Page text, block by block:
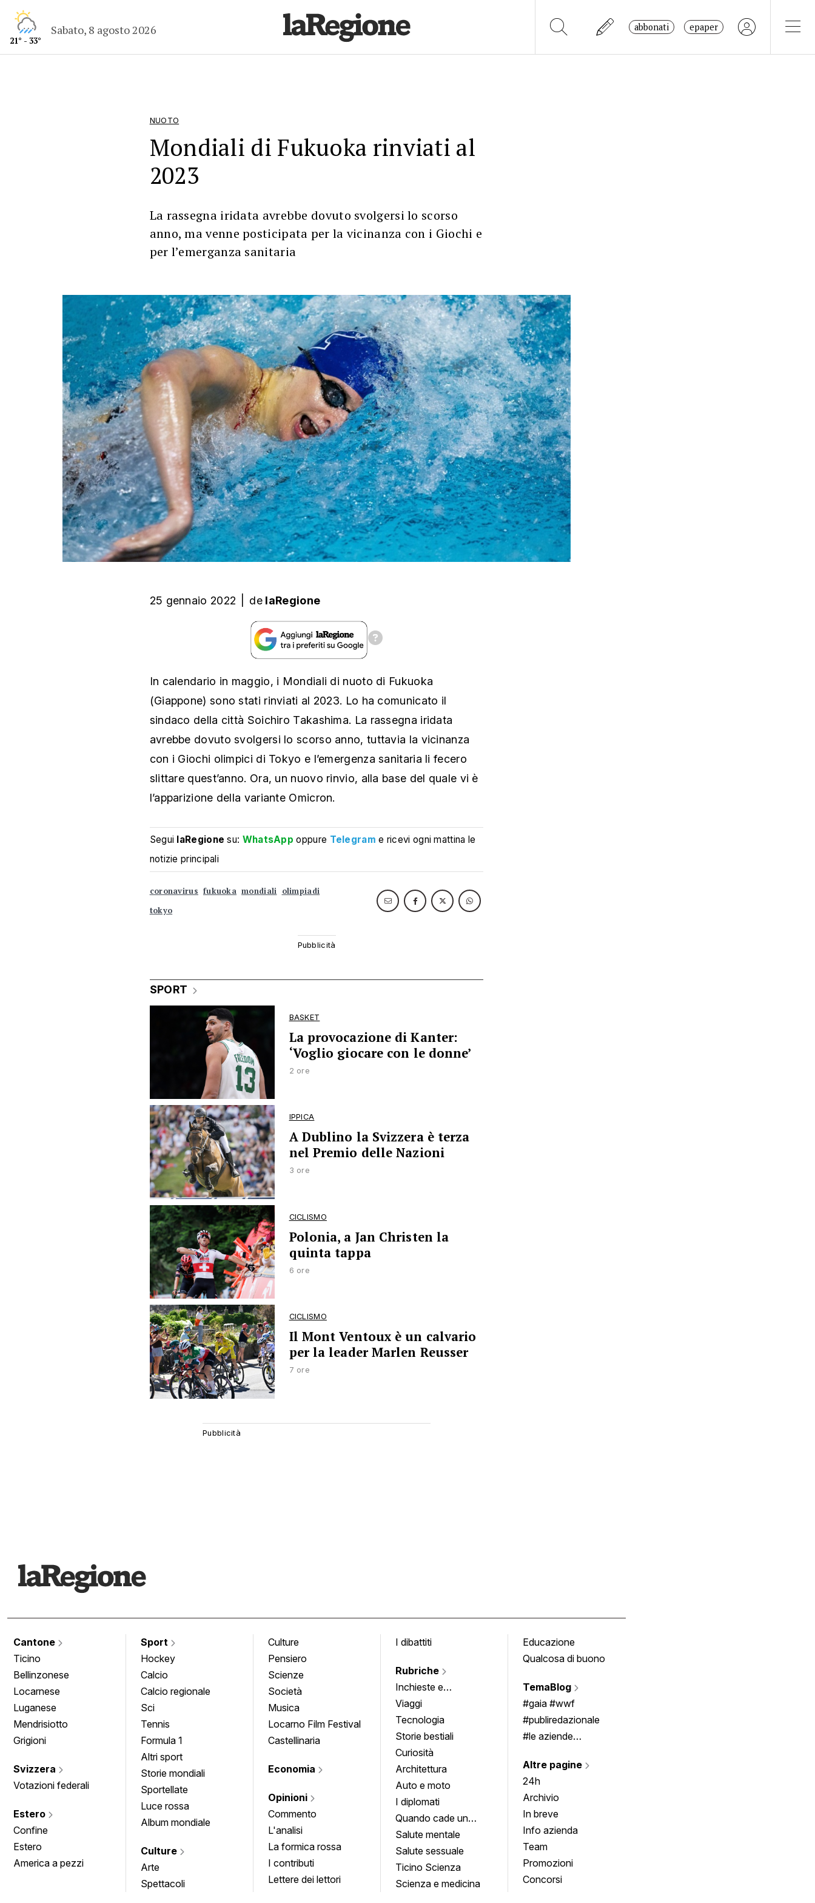
21° - 33°
Sabato, 8 agosto 2026 abbonati epaper
NUOTO
Mondiali di Fukuoka rinviati al
2023
La rassegna iridata avrebbe dovuto svolgersi lo scorso
anno, ma venne posticipata per la vicinanza con i Giochi e
per l’emerganza sanitaria
25 gennaio 2022 de laRegione
In calendario in maggio, i Mondiali di nuoto di Fukuoka
(Giappone) sono stati rinviati al 2023. Lo ha comunicato il
sindaco della città Soichiro Takashima. La rassegna iridata
avrebbe dovuto svolgersi lo scorso anno, tuttavia la vicinanza
con i Giochi olimpici di Tokyo e l’emergenza sanitaria li fecero
slittare quest’anno. Ora, un nuovo rinvio, alla base del quale vi è
l’apparizione della variante Omicron.
Segui laRegione su: WhatsApp oppure Telegram e ricevi ogni mattina le
notizie principali
coronavirus fukuoka mondiali olimpiadi
tokyo
SPORT
BASKET
La provocazione di Kanter:
‘Voglio giocare con le donne’
2 ore
IPPICA
A Dublino la Svizzera è terza
nel Premio delle Nazioni
3 ore
CICLISMO
Polonia, a Jan Christen la
quinta tappa
6 ore
CICLISMO
Il Mont Ventoux è un calvario
per la leader Marlen Reusser
7 ore
Cantone
Ticino
Bellinzonese
Locarnese
Luganese
Mendrisiotto
Grigioni
Svizzera
Votazioni federali
Estero
Confine
Estero
America a pezzi
Sport
Hockey
Calcio
Calcio regionale
Sci
Tennis
Formula 1
Altri sport
Storie mondiali
Sportellate
Luce rossa
Album mondiale
Culture
Arte
Spettacoli
Culture
Pensiero
Scienze
Società
Musica
Locarno Film Festival
Castellinaria
Economia
Opinioni
Commento
L'analisi
La formica rossa
I contributi
Lettere dei lettori
I dibattiti
Rubriche
Inchieste e
approfondimenti
Viaggi
Tecnologia
Storie bestiali
Curiosità
Architettura
Auto e moto
I diplomati
Quando cade un
quadro
Salute mentale
Salute sessuale
Ticino Scienza
Scienza e medicina
Educazione
Qualcosa di buono
TemaBlog
#gaia #wwf
#publiredazionale
#le aziende
Altre pagine
24h
Archivio
In breve
Info azienda
Team
Promozioni
Concorsi